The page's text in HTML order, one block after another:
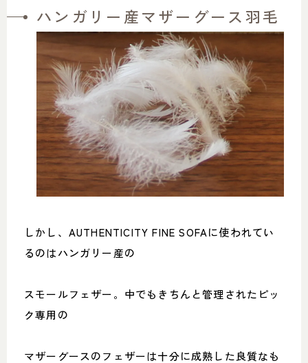
ハンガリー産マザーグース羽毛
しかし、AUTHENTICITY FINE SOFAに使われてい
るのはハンガリー産の
スモールフェザー。中でもきちんと管理されたピッ
ク専用の
マザーグースのフェザーは十分に成熟した良質なも